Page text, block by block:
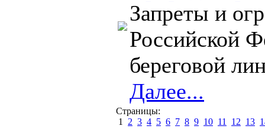
Запреты и
Российской
береговой
Далее...
Страницы:
1 2 3 4 5 6 7 8 9 10 11 12 13